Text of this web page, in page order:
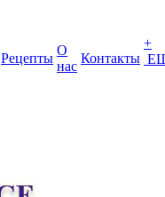
Рецепты
О
нас
Контакты
+